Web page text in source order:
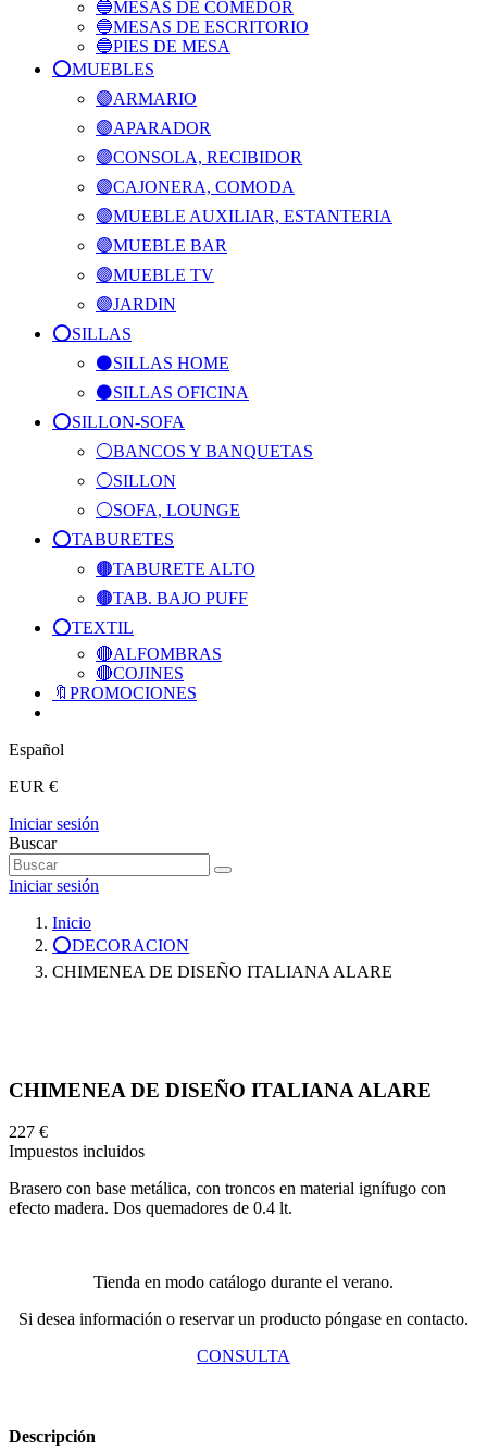
🔵MESAS DE COMEDOR
🔵MESAS DE ESCRITORIO
🔵PIES DE MESA
⭕️MUEBLES
🟣ARMARIO
🟣APARADOR
🟣CONSOLA, RECIBIDOR
🟣CAJONERA, COMODA
🟣MUEBLE AUXILIAR, ESTANTERIA
🟣MUEBLE BAR
🟣MUEBLE TV
🟣JARDIN
⭕️SILLAS
⚫SILLAS HOME
⚫SILLAS OFICINA
⭕️SILLON-SOFA
⚪BANCOS Y BANQUETAS
⚪SILLON
⚪SOFA, LOUNGE
⭕️TABURETES
🟤TABURETE ALTO
🟤TAB. BAJO PUFF
⭕️TEXTIL
🔴ALFOMBRAS
🔴COJINES
🔖PROMOCIONES
Español
EUR €
Iniciar sesión
Buscar
Iniciar sesión
Inicio
⭕️DECORACION
CHIMENEA DE DISEÑO ITALIANA ALARE
CHIMENEA DE DISEÑO ITALIANA ALARE
227 €
Impuestos incluidos
Brasero con base metálica, con troncos en material ignífugo con
efecto madera. Dos quemadores de 0.4 lt.
Tienda en modo catálogo durante el verano.
Si desea información o reservar un producto póngase en contacto.
CONSULTA
Descripción